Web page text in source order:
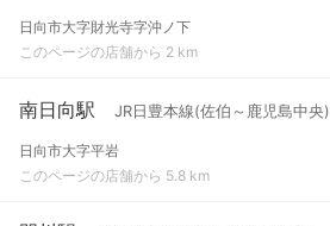
日向市大字財光寺字沖ノ下
このページの店舗から 2 km
南日向駅 JR日豊本線(佐伯～鹿児島中央)
日向市大字平岩
このページの店舗から 5.8 km